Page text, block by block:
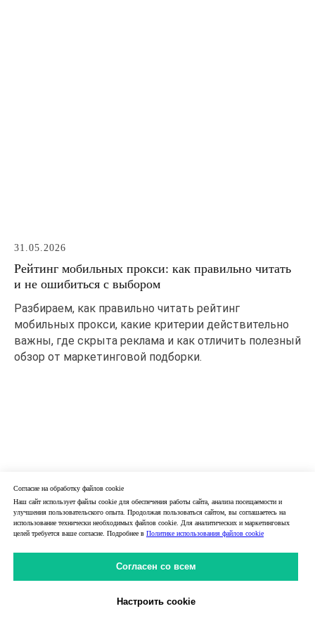
31.05.2026
Рейтинг мобильных прокси: как правильно читать
и не ошибиться с выбором
Разбираем, как правильно читать рейтинг
мобильных прокси, какие критерии действительно
важны, где скрыта реклама и как отличить полезный
обзор от маркетинговой подборки.
Согласие на обработку файлов cookie
Наш сайт использует файлы cookie для обеспечения работы сайта, анализа посещаемости и
улучшения пользовательского опыта. Продолжая пользоваться сайтом, вы соглашаетесь на
использование технически необходимых файлов cookie. Для аналитических и маркетинговых
целей требуется ваше согласие. Подробнее в Политике использования файлов cookie
Согласен со всем
Настроить cookie